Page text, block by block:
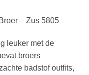
– Zus 5805
leuker met de
broers
badstof outfits,